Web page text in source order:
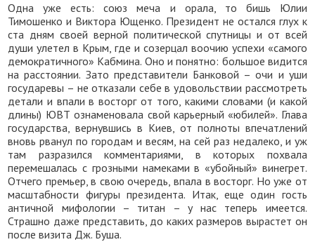
Одна уже есть: союз меча и орала, то бишь Юлии
Тимошенко и Виктора Ющенко. Президент не остался глух к
ста дням своей верной политической спутницы и от всей
души улетел в Крым, где и созерцал воочию успехи «самого
демократичного» Кабмина. Оно и понятно: большое видится
на расстоянии. Зато представители Банковой – очи и уши
государевы – не отказали себе в удовольствии рассмотреть
детали и впали в восторг от того, какими словами (и какой
длины) ЮВТ ознаменовала свой карьерный «юбилей». Глава
государства, вернувшись в Киев, от полноты впечатлений
вновь рванул по городам и весям, на сей раз недалеко, и уж
там разразился комментариями, в которых похвала
перемешалась с грозными намеками в «убойный» винегрет.
Отчего премьер, в свою очередь, впала в восторг. Но уже от
масштабности фигуры президента. Итак, еще один гость
античной мифологии – титан – у нас теперь имеется.
Страшно даже представить, до каких размеров вырастет он
после визита Дж. Буша.